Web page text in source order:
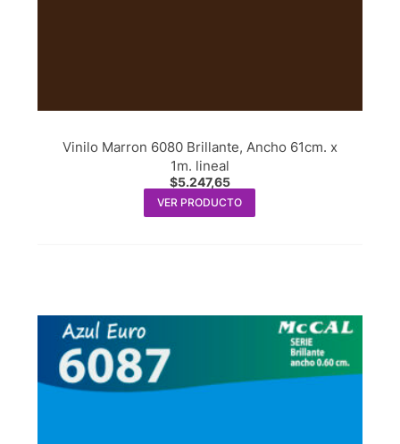
Vinilo Marron 6080 Brillante, Ancho 61cm. x
1m. lineal
$5.247,65
VER PRODUCTO